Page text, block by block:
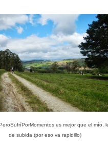
es mejor que el mío,
de subida (por eso va rapidillo)